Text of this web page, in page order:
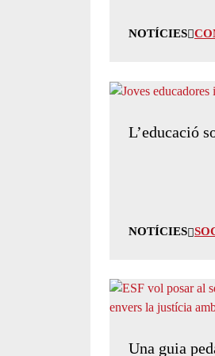
NOTÍCIES
L’educació
NOTÍCIES
Una guia